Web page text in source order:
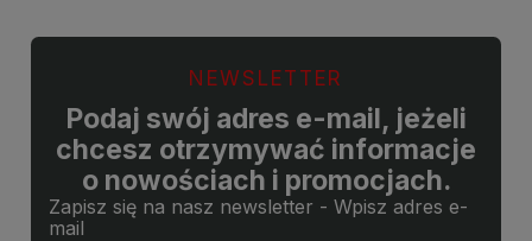
NEWSLETTER
Podaj swój adres e-mail, jeżeli
chcesz otrzymywać informacje
o nowościach i promocjach.
Zapisz się na nasz newsletter - Wpisz adres e-
mail